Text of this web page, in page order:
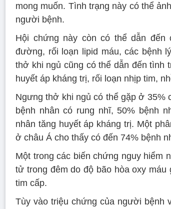
mong muốn. Tình trạng này có thể
người bệnh.
Hội chứng này còn có thể dẫn đến
đường, rối loạn lipid máu, các bệnh
thở khi ngủ cũng có thể dẫn đến tình
huyết áp kháng trị, rối loạn nhịp tim,
Ngưng thở khi ngủ có thể gặp ở 35%
bệnh nhân có rung nhĩ, 50% bệnh
nhân tăng huyết áp kháng trị. Một
ở châu Á cho thấy có đến 74% bệnh
Một trong các biến chứng nguy hiểm
tử trong đêm do độ bão hòa oxy
tim cấp.
Tùy vào triệu chứng của người bệnh